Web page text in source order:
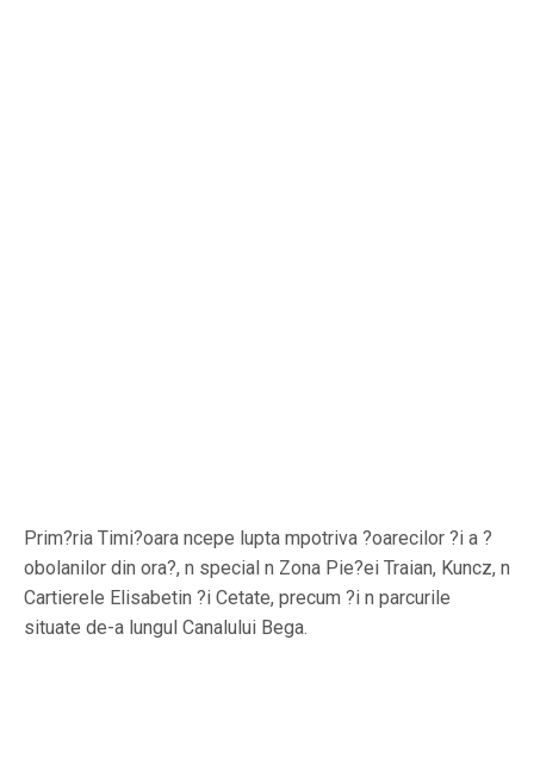
Prim?ria Timi?oara ncepe lupta mpotriva ?oarecilor ?i a ?
obolanilor din ora?, n special n Zona Pie?ei Traian, Kuncz, n
Cartierele Elisabetin ?i Cetate, precum ?i n parcurile
situate de-a lungul Canalului Bega.